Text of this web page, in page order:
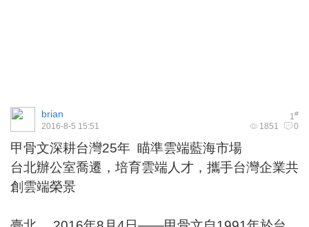
1#
brian
1851 0
2016-8-5 15:51
甲骨文深耕台灣25年 瞄準雲端藍海市場
台北辦公室喬遷，培育雲端人才，攜手台灣企業共
創雲端榮景